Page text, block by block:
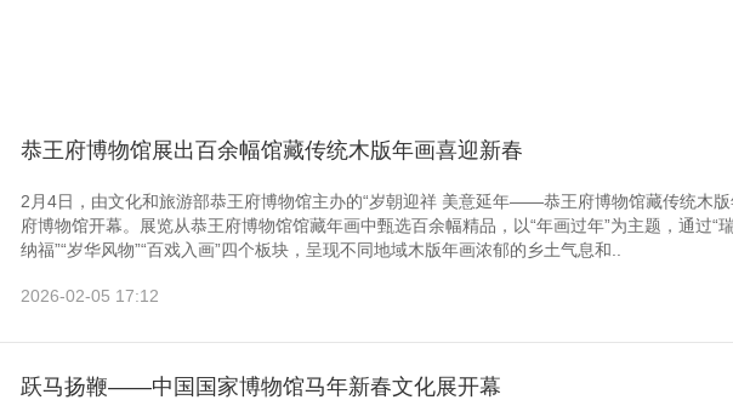
恭王府博物馆展出百余幅馆藏传统木版年画喜迎新春
2月4日，由文化和旅游部恭王府博物馆主办的“岁朝迎祥 美意延年——恭王府博物馆藏传统木版
府博物馆开幕。展览从恭王府博物馆馆藏年画中甄选百余幅精品，以“年画过年”为主题，通过“
纳福”“岁华风物”“百戏入画”四个板块，呈现不同地域木版年画浓郁的乡土气息和..
2026-02-05 17:12
跃马扬鞭——中国国家博物馆马年新春文化展开幕